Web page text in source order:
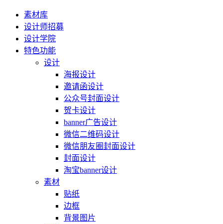
素材库
设计师招募
设计学院
特色功能
设计
海报设计
邀请函设计
公众号封面设计
贺卡设计
banner广告设计
微信二维码设计
微信朋友圈封面设计
封面设计
淘宝banner设计
素材
贴纸
边框
背景图片